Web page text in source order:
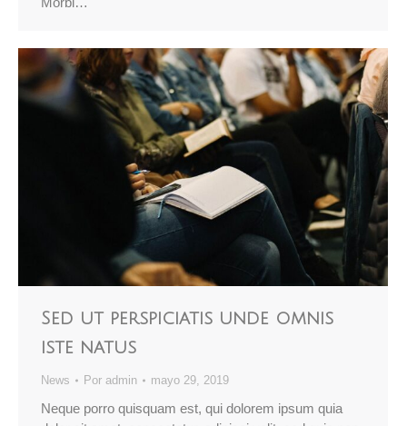
Sed ut perspiciatis unde omnis
iste natus
News Por admin mayo 29, 2019
Neque porro quisquam est, qui dolorem ipsum quia